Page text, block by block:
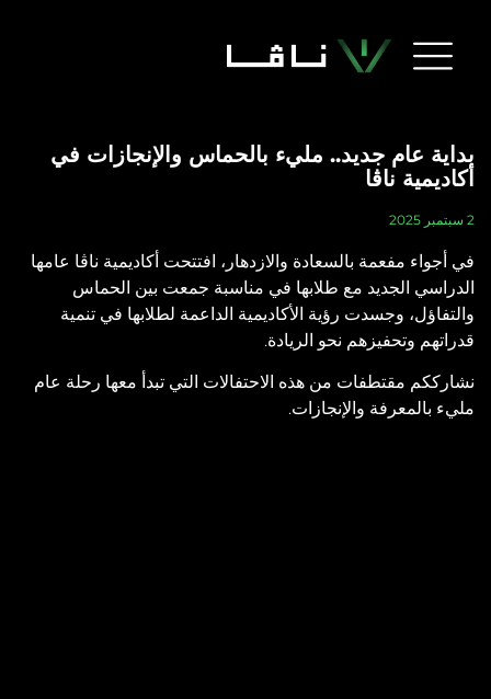
في
أكاديمية ناڤا عامها
بين الحماس
في تنمية
تبدأ معها رحلة عام